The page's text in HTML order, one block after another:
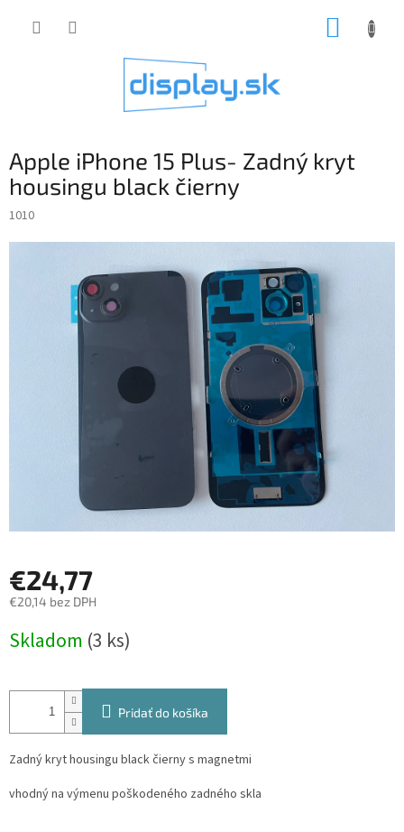
Apple iPhone 15 Plus- Zadný kryt
housingu black čierny
1010
€24,77
€20,14 bez DPH
cena:
Skladom (3 ks)
Pridať do košíka
Zadný kryt housingu black čierny s magnetmi
vhodný na výmenu poškodeného zadného skla